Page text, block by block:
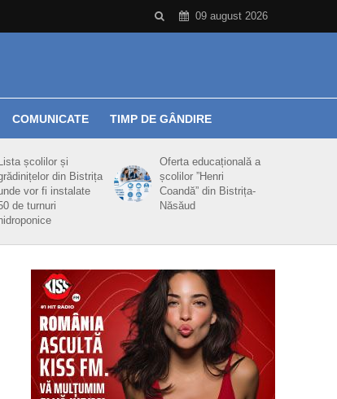
09 august 2026
COMUNICATE TIMP DE GÂNDIRE
Lista școlilor și
din Bistrița
vor fi instalate
de turnuri
hidroponice
Oferta educațională a
școlilor ”Henri
Coandă” din Bistrița-
Năsăud